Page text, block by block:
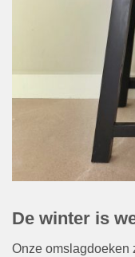
De winter is
Onze omslagdoeken